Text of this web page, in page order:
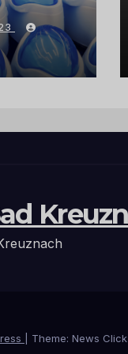
Theme: News